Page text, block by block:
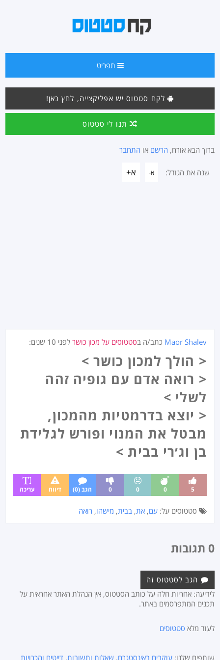
תפריט
לקח סטטוס יש אפליקצייה, לחץ כאן!
תנו לי סטטוס
ברוך הבא אורח, הרשם או התחבר
שנה את הגודל: א- א+
Maor Shalev כתב/ה בסטטוסים על מכון כושר לפני 10 שנים :
< הולך למכון כושר >
< רואה אדם עם גופיה זהה
לשלי >
< יוצא בדרמטיות מהמכון,
מבטל את המנוי ופורש לגלידת
בן וג׳רי בבית >
5
0
0
0 הגב (0) דיווח עריכה
סטטוסים על:עם,את, בבית, מישהו, רואה
0 תגובות
הגב לסטטוס זה
לידיעה: אחריות חלה על כותב הסטטוס, אין הנהלת האתר אחראית על
תכנים המתפרסמים באתר.
לעוד מלא סטטוסים
שותפים שלנו:עוקבים באינסטגרם, שאלות ותשובות, דייטים והכרויות